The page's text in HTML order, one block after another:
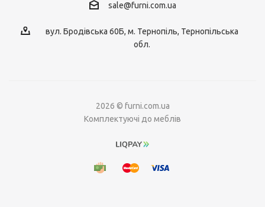
sale@furni.com.ua
вул. Бродівська 60Б, м. Тернопіль, Тернопільська
обл.
2026 © furni.com.ua
Комплектуючі до меблів